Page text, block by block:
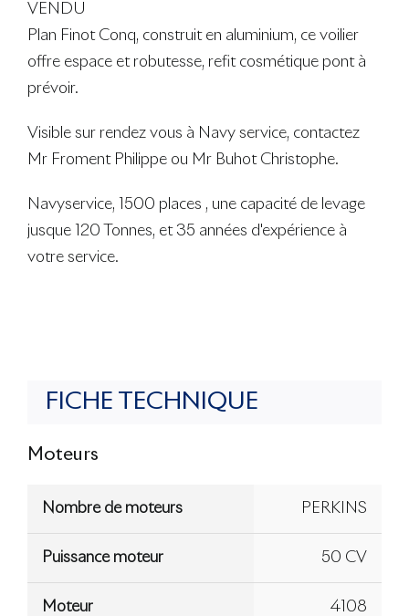
VENDU
Plan Finot Conq, construit en aluminium, ce voilier
offre espace et robutesse, refit cosmétique pont à
prévoir.
Visible sur rendez vous à Navy service, contactez
Mr Froment Philippe ou Mr Buhot Christophe.
Navyservice, 1500 places , une capacité de levage
jusque 120 Tonnes, et 35 années d'expérience à
votre service.
FICHE TECHNIQUE
Moteurs
Nombre de moteurs PERKINS
Puissance moteur 50 CV
Moteur 4108